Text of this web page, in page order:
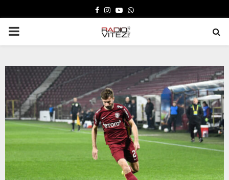
FACEBOOK
INSTAGRAM
YOUTUBE
WHATSAPP
PRIMARY